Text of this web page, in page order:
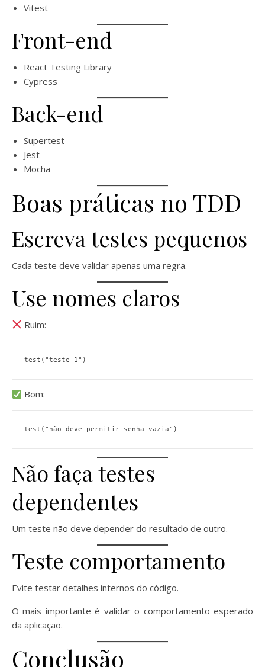
Vitest
Front-end
React Testing Library
Cypress
Back-end
Supertest
Jest
Mocha
Boas práticas no TDD
Escreva testes pequenos
Cada teste deve validar apenas uma regra.
Use nomes claros
Ruim:
test("teste 1")
Bom:
test("não deve permitir senha vazia")
Não faça testes
dependentes
Um teste não deve depender do resultado de outro.
Teste comportamento
Evite testar detalhes internos do código.
O mais importante é validar o comportamento esperado
da aplicação.
Conclusão